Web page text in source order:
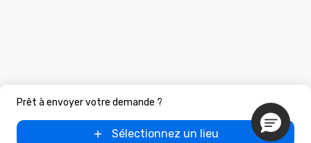
Prêt à envoyer votre demande ?
Sélectionnez un lieu